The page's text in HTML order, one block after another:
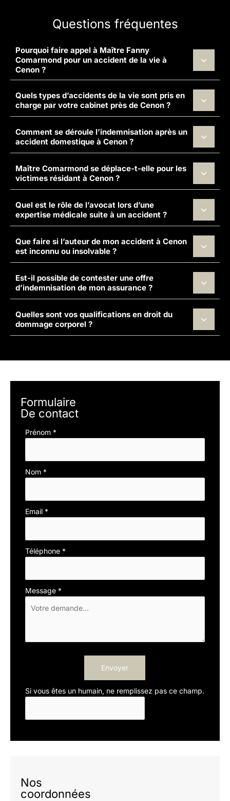
Questions fréquentes
Pourquoi faire appel à Maître Fanny
Comarmond pour un accident de la vie à
Cenon ?
Quels types d’accidents de la vie sont pris en
charge par votre cabinet près de Cenon ?
Comment se déroule l’indemnisation après un
accident domestique à Cenon ?
Maître Comarmond se déplace-t-elle pour les
victimes résidant à Cenon ?
Quel est le rôle de l’avocat lors d’une
expertise médicale suite à un accident ?
Que faire si l’auteur de mon accident à Cenon
est inconnu ou insolvable ?
Est-il possible de contester une offre
d’indemnisation de mon assurance ?
Quelles sont vos qualifications en droit du
dommage corporel ?
Formulaire
De contact
Formulaire
Prénom *
Nom *
Email *
Téléphone *
Message *
Envoyer
Si vous êtes un humain, ne remplissez pas ce champ.
Nos
coordonnées